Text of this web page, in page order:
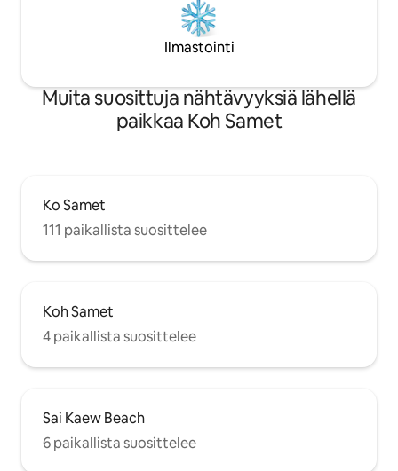
Ilmastointi
Muita suosittuja nähtävyyksiä lähellä
paikkaa Koh Samet
Ko Samet
111 paikallista suosittelee
Koh Samet
4 paikallista suosittelee
Sai Kaew Beach
6 paikallista suosittelee